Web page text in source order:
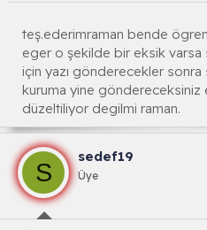
teş.ederimraman bende
eger o şekilde bir eksik
için yazı gönderecekler sonra
kuruma yine göndereceksiniz
düzeltiliyor degilmi raman.
S
sedef19
Üye